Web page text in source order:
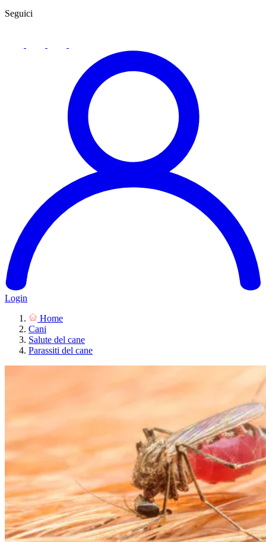
Seguici
Login
Home
Cani
Salute del cane
Parassiti del cane